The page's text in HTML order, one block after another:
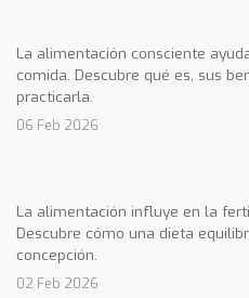
La alimentación consciente
comida. Descubre qué es, sus
practicarla.
06 Feb 2026
La alimentación influye en la
Descubre cómo una dieta
concepción.
02 Feb 2026